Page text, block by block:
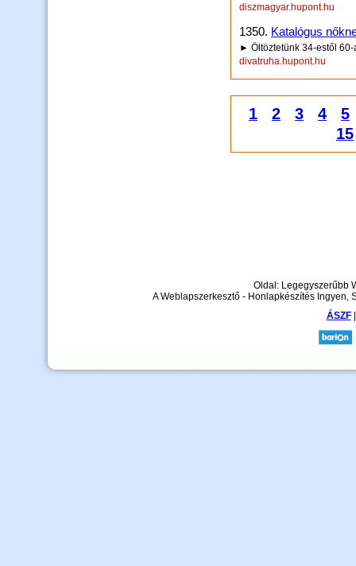
diszmagyar.hupont.hu
1350. Katalógus
► Öltöztetünk 34-estől 60-
divatruha.hupont.hu
1 2 3 4
5
15
Oldal: Legegyszerűbb
A Weblapszerkesztő - Honlapkészítés Ingyen,
ÁSZF